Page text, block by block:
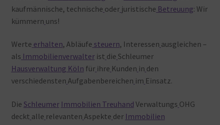
kaufmännische, technische oder juristische Betreuung: Wir
kümmern uns!
Werte erhalten, Abläufe steuern, Interessen ausgleichen –
als Immobilienverwalterist die Schleumer
Hausverwaltung Köln für ihre Kunden in den
verschiedensten Aufgabenbereichen im Einsatz.
Die Schleumer Immobilien Treuhand Verwaltungs OHG
deckt alle relevanten Aspekte der Immobilien